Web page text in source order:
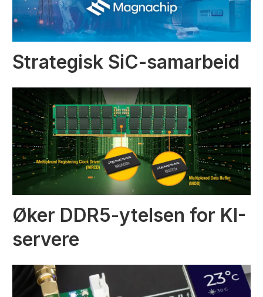
Strategisk SiC-samarbeid
Øker DDR5-ytelsen for KI-
servere